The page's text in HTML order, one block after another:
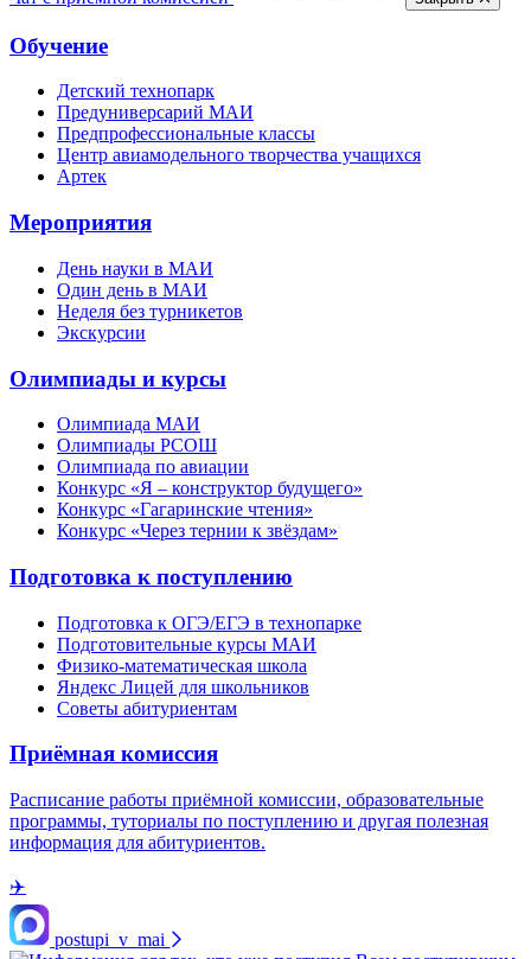
Обучение
Детский технопарк
Предуниверсарий МАИ
Предпрофессиональные классы
Центр авиамодельного творчества учащихся
Артек
Мероприятия
День науки в МАИ
Один день в МАИ
Неделя без турникетов
Экскурсии
Олимпиады и курсы
Олимпиада МАИ
Олимпиады РСОШ
Олимпиада по авиации
Конкурс «Я – конструктор будущего»
Конкурс «Гагаринские чтения»
Конкурс «Через тернии к звёздам»
Подготовка к поступлению
Подготовка к ОГЭ/ЕГЭ в технопарке
Подготовительные курсы МАИ
Физико-математическая школа
Яндекс Лицей для школьников
Советы абитуриентам
Приёмная комиссия
Расписание работы приёмной комиссии, образовательные
программы, туториалы по поступлению и другая полезная
информация для абитуриентов.
✈️
postupi_v_mai